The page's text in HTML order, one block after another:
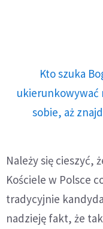
Kto szuka
ukierunkowywać
sobie, aż
Należy się cieszyć,
Kościele w Polsce
tradycyjnie
nadzieję fakt, że